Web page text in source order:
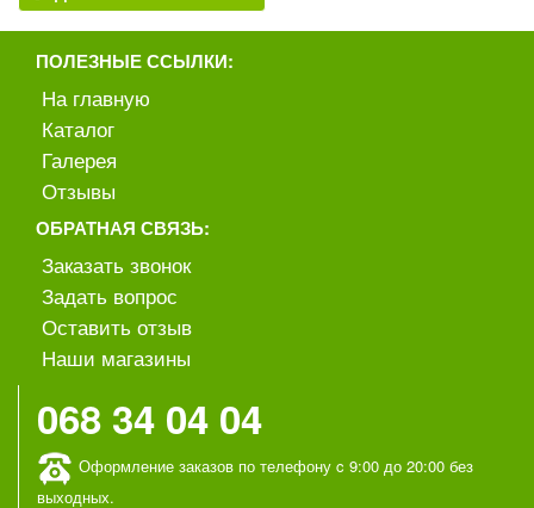
ПОЛЕЗНЫЕ ССЫЛКИ:
На главную
Каталог
Галерея
Отзывы
ОБРАТНАЯ СВЯЗЬ:
Заказать звонок
Задать вопрос
Оставить отзыв
Наши магазины
068 34 04 04
Оформление заказов по телефону c 9:00 до 20:00 без
выходных.